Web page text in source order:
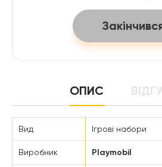
ОПИС
Вид Ігрові набори
Виробник Playmobil